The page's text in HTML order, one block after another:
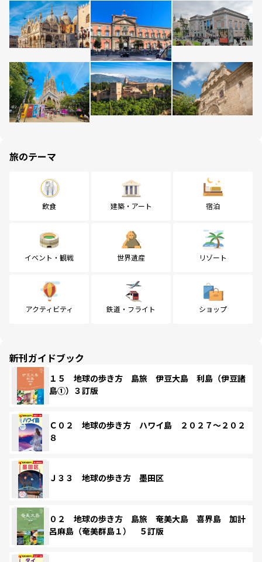
旅のテーマ
飲食 建築・アート 宿泊
イベント・観戦 世界遺産 リゾート
アクティビティ 鉄道・フライト ショップ
新刊ガイドブック
１５ 地球の歩き方 島旅 伊豆大島 利島（伊豆諸
島①）３訂版
Ｃ０２ 地球の歩き方 ハワイ島 ２０２７～２０２
８
Ｊ３３ 地球の歩き方 墨田区
０２ 地球の歩き方 島旅 奄美大島 喜界島 加計
呂麻島（奄美群島１） ５訂版